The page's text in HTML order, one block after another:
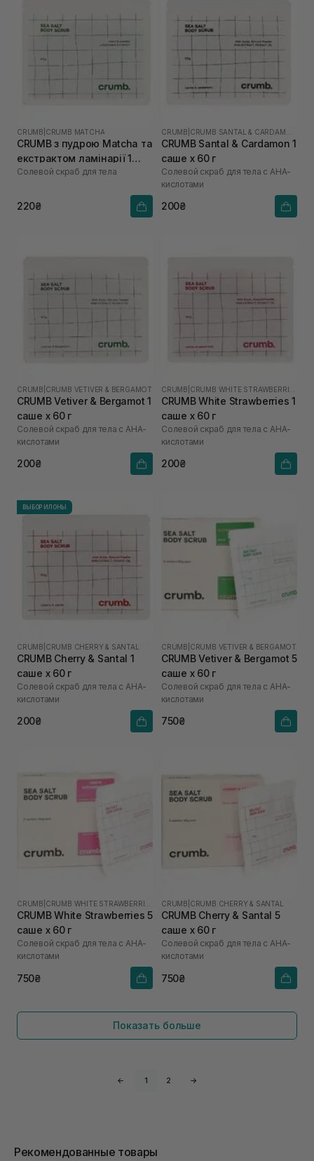
CRUMB CRUMB MATCHA
CRUMB з пудрою Matcha та
екстрактом ламінарії 1
саше х 60 г
Солевой скраб для тела
220₴
CRUMB
CRUMB Santal & Cardamon 1
саше х 60 г
Солевой скраб для тела с AHA-
кислотами
200₴
CRUMB CRUMB VETIVER & BERGAMOT
CRUMB Vetiver & Bergamot 1
саше х 60 г
Солевой скраб для тела с AHA-
кислотами
200₴
CRUMB
CRUMB White Strawberries 1
саше х 60 г
Солевой скраб для тела с AHA-
кислотами
200₴
ВЫБОР ИЛОНЫ
CRUMB CRUMB CHERRY & SANTAL
CRUMB Cherry & Santal 1
саше х 60 г
Солевой скраб для тела с AHA-
кислотами
200₴
CRUMB CRUMB VETIVER & BERGAMOT
CRUMB Vetiver & Bergamot 5
саше х 60 г
Солевой скраб для тела с AHA-
кислотами
750₴
CRUMB CRUMB WHITE STRAWBERRIES
CRUMB White Strawberries 5
саше х 60 г
Солевой скраб для тела с AHA-
кислотами
750₴
CRUMB CRUMB CHERRY & SANTAL
CRUMB Cherry & Santal 5
саше х 60 г
Солевой скраб для тела с AHA-
кислотами
750₴
Показать больше
← 1 2 →
Рекомендованные товары